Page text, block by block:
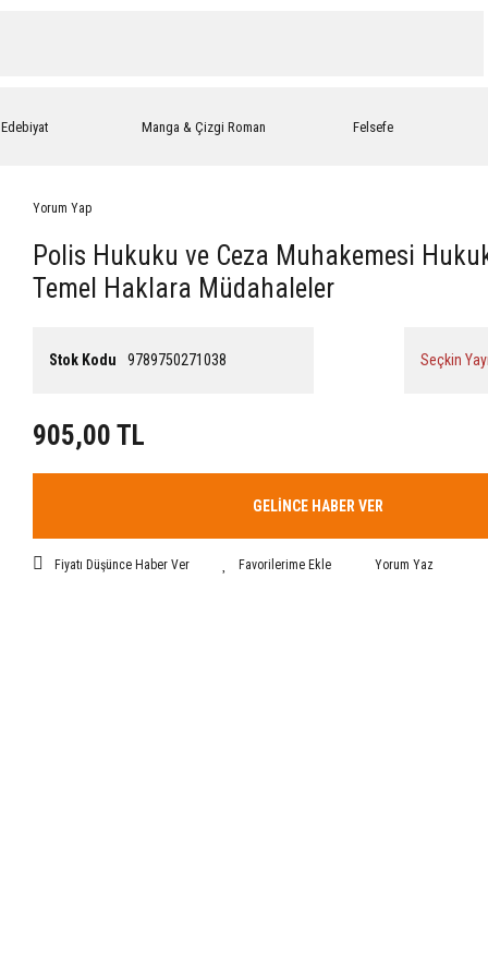
Edebiyat Manga & Çizgi Roman Felsefe
Yorum Yap
Polis Hukuku ve Ceza Muhakemesi
Temel Haklara Müdahaleler
Stok Kodu 9789750271038 Seçkin
905,00 TL
GELİNCE HABER VER
Fiyatı Düşünce Haber Ver Yorum Yaz